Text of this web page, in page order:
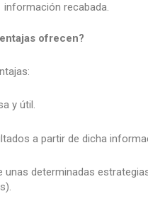
información recabada.
ofrecen?
y útil.
a partir de dicha
determinadas